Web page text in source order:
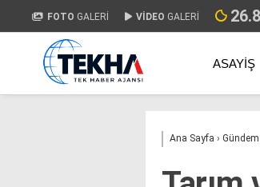
FOTO GALERİ VİDEO GALERİ 26.8
ASAYIŞ
Ana Sayfa › Gündem